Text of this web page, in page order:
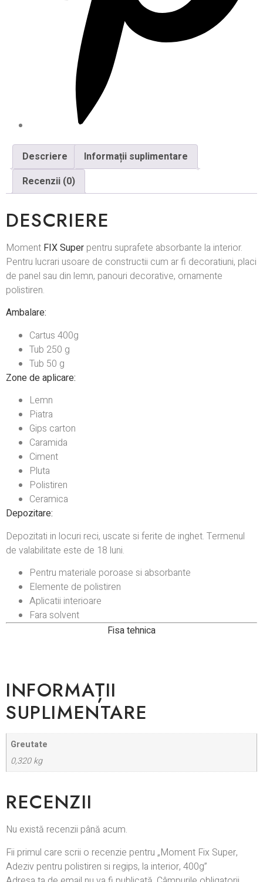
Descriere
Informații suplimentare
Recenzii (0)
DESCRIERE
Moment FIX Super pentru suprafete absorbante la interior.
Pentru lucrari usoare de constructii cum ar fi decoratiuni, placi
de panel sau din lemn, panouri decorative, ornamente
polistiren.
Ambalare:
Cartus 400g
Tub 250 g
Tub 50 g
Zone de aplicare:
Lemn
Piatra
Gips carton
Caramida
Ciment
Pluta
Polistiren
Ceramica
Depozitare:
Depozitati in locuri reci, uscate si ferite de inghet. Termenul
de valabilitate este de 18 luni.
Pentru materiale poroase si absorbante
Elemente de polistiren
Aplicatii interioare
Fara solvent
Fisa tehnica
INFORMAȚII
SUPLIMENTARE
Greutate
0,320 kg
RECENZII
Nu există recenzii până acum.
Fii primul care scrii o recenzie pentru „Moment Fix Super,
Adeziv pentru polistiren si regips, la interior, 400g”